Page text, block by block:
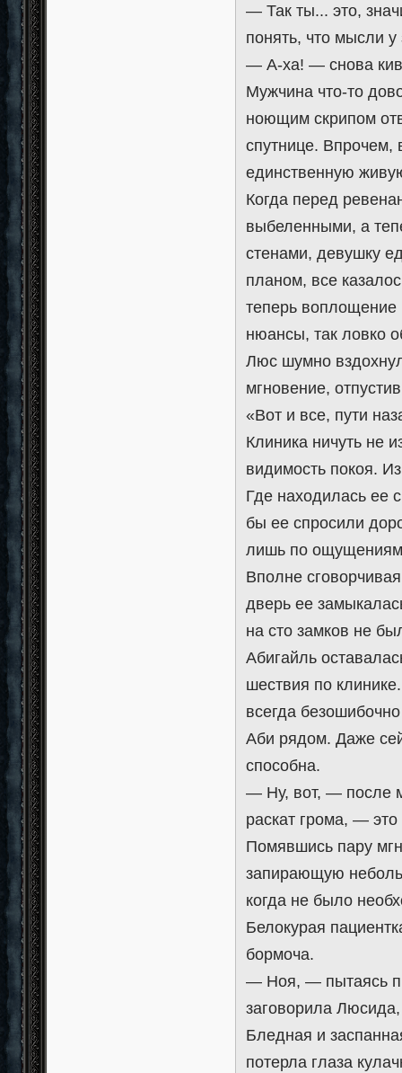
— Так ты... это,
понять, что мысли
— А-ха! — снова
Мужчина что-то
ноющим скрипом
спутнице. Впрочем,
единственную
Когда перед
выбеленными, а
стенами, девушку
планом, все
теперь воплощение
нюансы, так ловко
Люс шумно
мгновение,
«Вот и все, пути
Клиника ничуть не
видимость покоя.
Где находилась ее
бы ее спросили
лишь по ощущениям
Вполне
дверь ее
на сто замков не
Абигайль
шествия по
всегда
Аби рядом. Даже
способна.
— Ну, вот, — после
раскат грома, — это
Помявшись пару
запирающую
когда не было
Белокурая
бормоча.
— Ноя, — пытаясь
заговорила
Бледная и
потерла глаза